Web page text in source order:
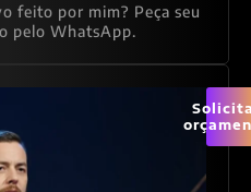
feito por mim? Peça seu
pelo WhatsApp.